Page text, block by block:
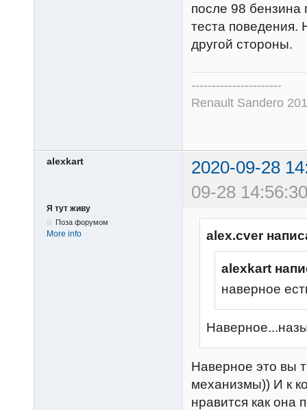
после 98 бензина
теста поведения.
другой стороны.
----------------------
Renault Sandero
alexkart
2020-09-28
09-28
Я тут живу
Поза форумом
More info alex.cver
alexkart
наверное
Наверное это вы
механизмы)) И к
нравится как она